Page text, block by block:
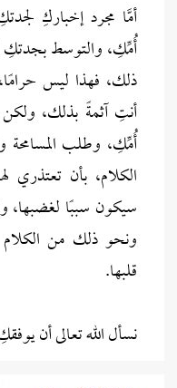
أمَّا مجرد إخباركِ
أُمِّكِ، والتوسط بجدتكِ
ذلك، فهذا ليس
أنتِ آثمةً بذلك، ولكن
أُمِّكِ، وطلب المسامحة
الكلام، بأن
سيكون سببًا لغضبها،
ونحو ذلك من
قلبها.
نسأل الله تعالى أن